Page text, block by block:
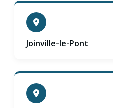
Joinville-le-Pont